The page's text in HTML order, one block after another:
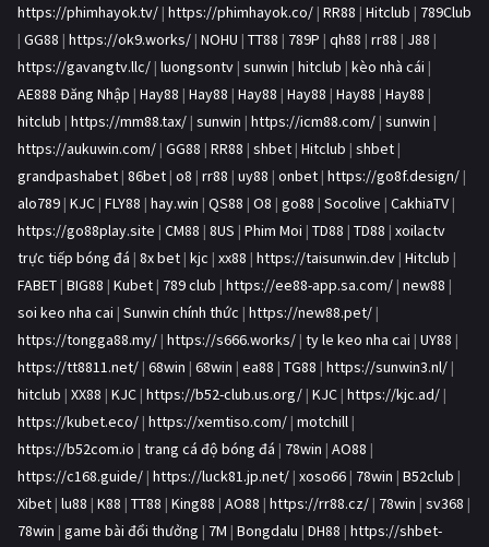
https://phimhayok.tv/ | https://phimhayok.co/ | RR88 | Hitclub | 789Club
| GG88 | https://ok9.works/ | NOHU | TT88 | 789P | qh88 | rr88 | J88 |
https://gavangtv.llc/ | luongsontv | sunwin | hitclub | kèo nhà cái |
AE888 Đăng Nhập | Hay88 | Hay88 | Hay88 | Hay88 | Hay88 | Hay88 |
hitclub | https://mm88.tax/ | sunwin | https://icm88.com/ | sunwin |
https://aukuwin.com/ | GG88 | RR88 | shbet | Hitclub | shbet |
grandpashabet | 86bet | o8 | rr88 | uy88 | onbet | https://go8f.design/ |
alo789 | KJC | FLY88 | hay.win | QS88 | O8 | go88 | Socolive | CakhiaTV |
https://go88play.site | CM88 | 8US | Phim Moi | TD88 | TD88 | xoilactv
trực tiếp bóng đá | 8x bet | kjc | xx88 | https://taisunwin.dev | Hitclub |
FABET | BIG88 | Kubet | 789 club | https://ee88-app.sa.com/ | new88 |
soi keo nha cai | Sunwin chính thức | https://new88.pet/ |
https://tongga88.my/ | https://s666.works/ | ty le keo nha cai | UY88 |
https://tt8811.net/ | 68win | 68win | ea88 | TG88 | https://sunwin3.nl/ |
hitclub | XX88 | KJC | https://b52-club.us.org/ | KJC | https://kjc.ad/ |
https://kubet.eco/ | https://xemtiso.com/ | motchill |
https://b52com.io | trang cá độ bóng đá | 78win | AO88 |
https://c168.guide/ | https://luck81.jp.net/ | xoso66 | 78win | B52club |
Xibet | lu88 | K88 | TT88 | King88 | AO88 | https://rr88.cz/ | 78win | sv368 |
78win | game bài đổi thưởng | 7M | Bongdalu | DH88 | https://shbet-